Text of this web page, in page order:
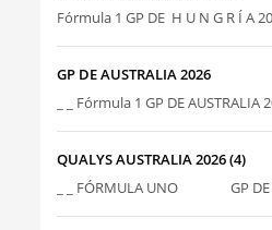
Fórmula 1 GP DE H U N G R Í A
GP DE AUSTRALIA 2026
_ _ Fórmula 1 GP DE
QUALYS AUSTRALIA 2026 (4)
_ _ FÓRMULA UNO GP DE